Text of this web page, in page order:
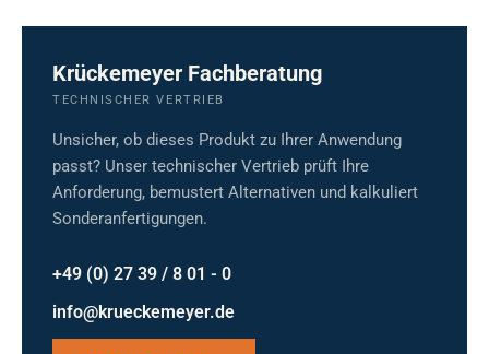
Krückemeyer Fachberatung
TECHNISCHER VERTRIEB
Unsicher, ob dieses Produkt zu Ihrer Anwendung
passt? Unser technischer Vertrieb prüft Ihre
Anforderung, bemustert Alternativen und kalkuliert
Sonderanfertigungen.
+49 (0) 27 39 / 8 01 - 0
info@krueckemeyer.de